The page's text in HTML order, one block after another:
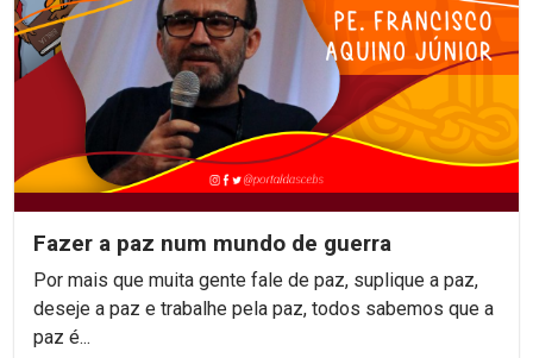
Fazer a paz num mundo de guerra
Por mais que muita gente fale de paz, suplique a paz,
deseje a paz e trabalhe pela paz, todos sabemos que a
paz é...